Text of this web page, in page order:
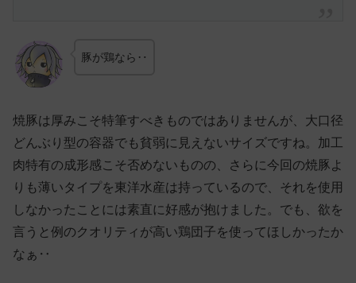
豚が鶏なら‥
焼豚は厚みこそ特筆すべきものではありませんが、大口径
どんぶり型の容器でも貧弱に見えないサイズですね。加工
肉特有の成形感こそ否めないものの、さらに今回の焼豚よ
りも薄いタイプを東洋水産は持っているので、それを使用
しなかったことには素直に好感が抱けました。でも、欲を
言うと例のクオリティが高い鶏団子を使ってほしかったか
なぁ‥